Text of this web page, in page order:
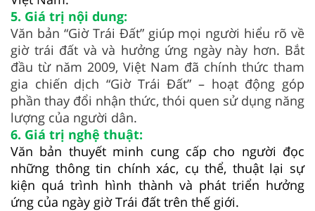
5. Giá trị nội dung:
Văn bản “Giờ Trái Đất” giúp mọi người hiểu rõ về
giờ trái đất và và hưởng ứng ngày này hơn. Bắt
đầu từ năm 2009, Việt Nam đã chính thức tham
gia chiến dịch “Giờ Trái Đất” – hoạt động góp
phần thay đổi nhận thức, thói quen sử dụng năng
lượng của người dân.
6. Giá trị nghệ thuật:
Văn bản thuyết minh cung cấp cho người đọc
những thông tin chính xác, cụ thể, thuật lại sự
kiện quá trình hình thành và phát triển hưởng
ứng của ngày giờ Trái đất trên thế giới.